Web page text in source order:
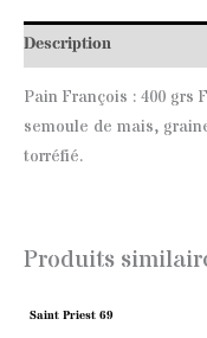
Description
Pain François : 400 grs
semoule de mais,
torréfié.
Produits
Saint Priest 69